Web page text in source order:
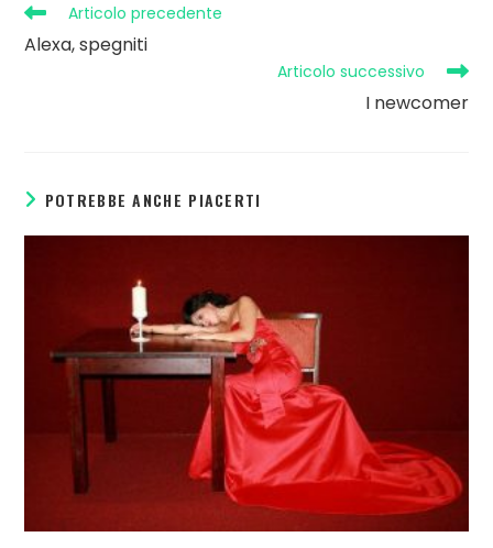
Articolo precedente
Alexa, spegniti
Articolo successivo
I newcomer
POTREBBE ANCHE PIACERTI